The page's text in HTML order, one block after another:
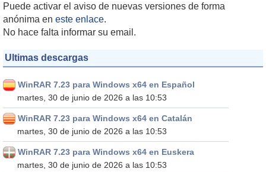
Puede activar el aviso de nuevas versiones de forma
anónima en este enlace.
No hace falta informar su email.
Ultimas descargas
WinRAR 7.23 para Windows x64 en Español
martes, 30 de junio de 2026 a las 10:53
WinRAR 7.23 para Windows x64 en Catalán
martes, 30 de junio de 2026 a las 10:53
WinRAR 7.23 para Windows x64 en Euskera
martes, 30 de junio de 2026 a las 10:53